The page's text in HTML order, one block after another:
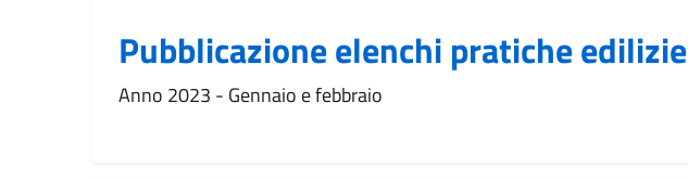
Pubblicazione elenchi pratiche edilizie
Anno 2023 - Gennaio e febbraio